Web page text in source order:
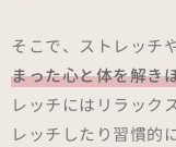
そこで、ストレッチ
まった心と体を解き
レッチにはリラック
レッチしたり習慣的